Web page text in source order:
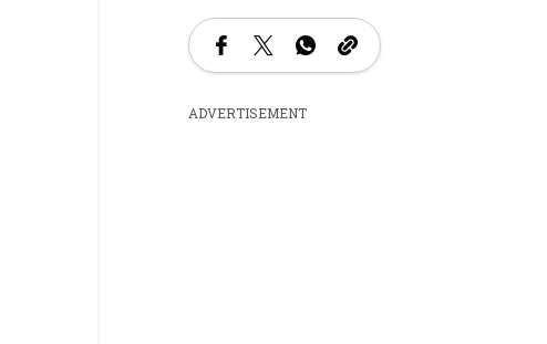
ADVERTISEMENT